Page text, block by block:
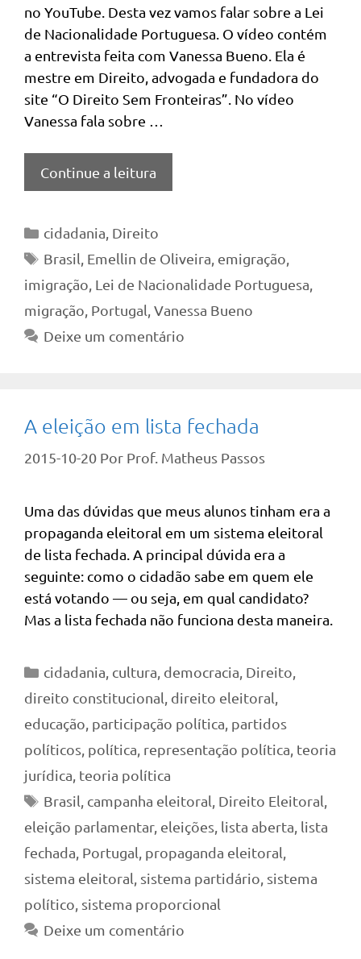
no YouTube. Desta vez vamos falar sobre a Lei
de Nacionalidade Portuguesa. O vídeo contém
a entrevista feita com Vanessa Bueno. Ela é
mestre em Direito, advogada e fundadora do
site “O Direito Sem Fronteiras”. No vídeo
Vanessa fala sobre …
Continue a leitura
Categorias
cidadania, Direito
Tags
Brasil, Emellin de Oliveira, emigração,
imigração, Lei de Nacionalidade Portuguesa,
migração, Portugal,Vanessa Bueno
Deixe um comentário
A eleição em lista fechada
2015-10-20 Por Prof. Matheus Passos
Uma das dúvidas que meus alunos tinham era a
propaganda eleitoral em um sistema eleitoral
de lista fechada. A principal dúvida era a
seguinte: como o cidadão sabe em quem ele
está votando — ou seja, em qual candidato?
Mas a lista fechada não funciona desta maneira.
Categorias
cidadania, cultura, democracia, Direito,
direito constitucional, direito eleitoral,
educação, participação política, partidos
políticos, política, representação política, teoria
jurídica, teoria política
Tags
Brasil, campanha eleitoral, Direito Eleitoral,
eleição parlamentar, eleições, lista aberta, lista
fechada, Portugal, propaganda eleitoral,
sistema eleitoral, sistema partidário, sistema
político, sistema proporcional
Deixe um comentário